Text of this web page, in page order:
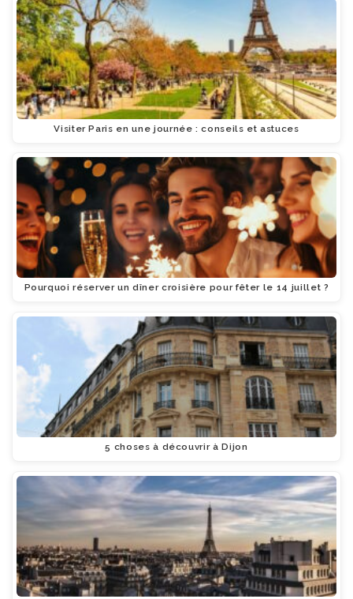
Visiter Paris en une journée : conseils et astuces
Pourquoi réserver un dîner croisière pour fêter le 14 juillet ?
5 choses à découvrir à Dijon